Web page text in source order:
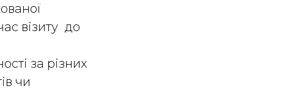
візиту до
за різних
чи